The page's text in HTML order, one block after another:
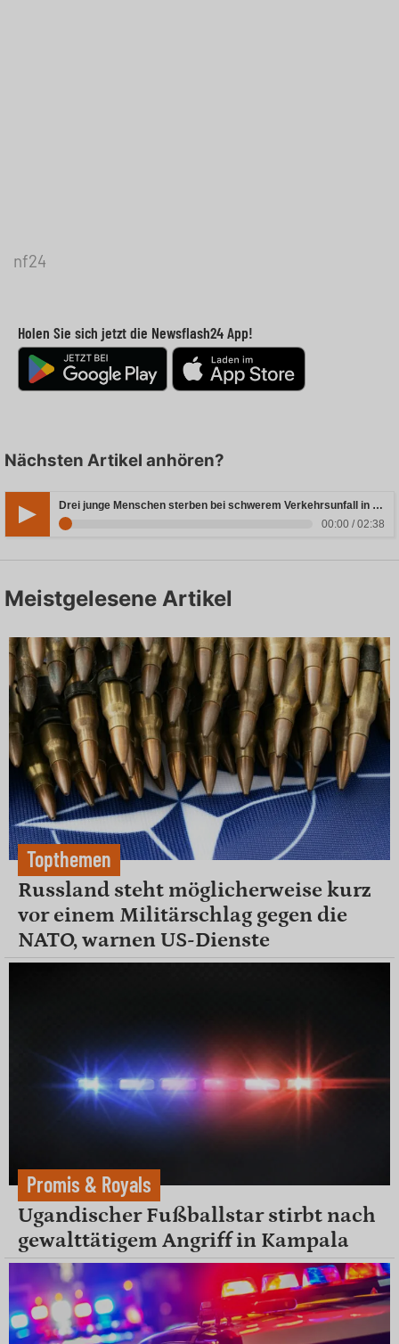
nf24
Holen Sie sich jetzt die Newsflash24 App!
Nächsten Artikel anhören?
Drei junge Menschen sterben bei schwerem Verkehrsunfall in Rheinland-Pfalz
00:00 / 02:38
Meistgelesene Artikel
Topthemen
Russland steht möglicherweise kurz
vor einem Militärschlag gegen die
NATO, warnen US-Dienste
Promis & Royals
Ugandischer Fußballstar stirbt nach
gewalttätigem Angriff in Kampala